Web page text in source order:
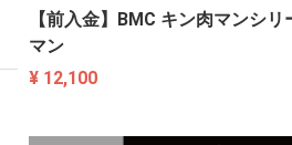
【前入金】BMC キン肉マンシ
マン
¥ 12,100